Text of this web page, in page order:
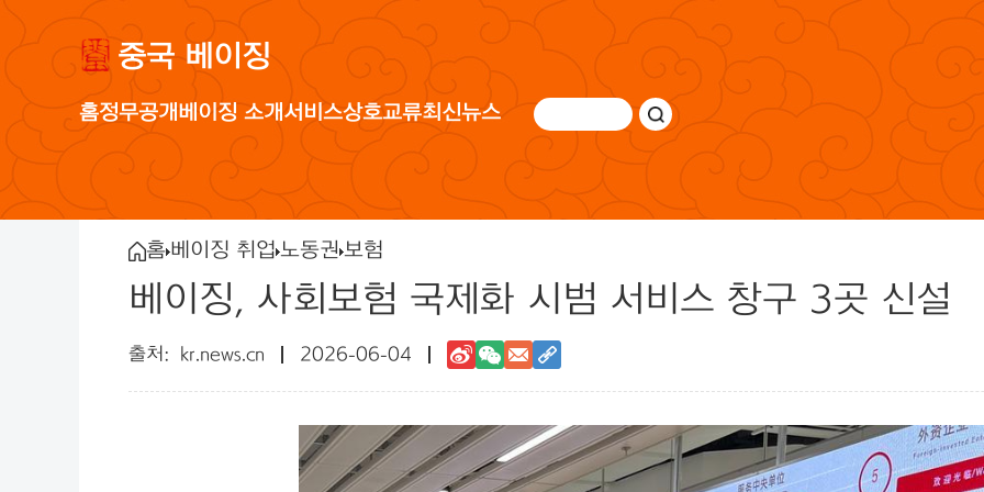
중국 베이징
홈정무공개베이징 소개서비스상호교류최신뉴스
홈 베이징 취업 노동권 보험
베이징, 사회보험 국제화 시범 서비스 창구 3곳 신설
kr.news.cn 2026-06-04